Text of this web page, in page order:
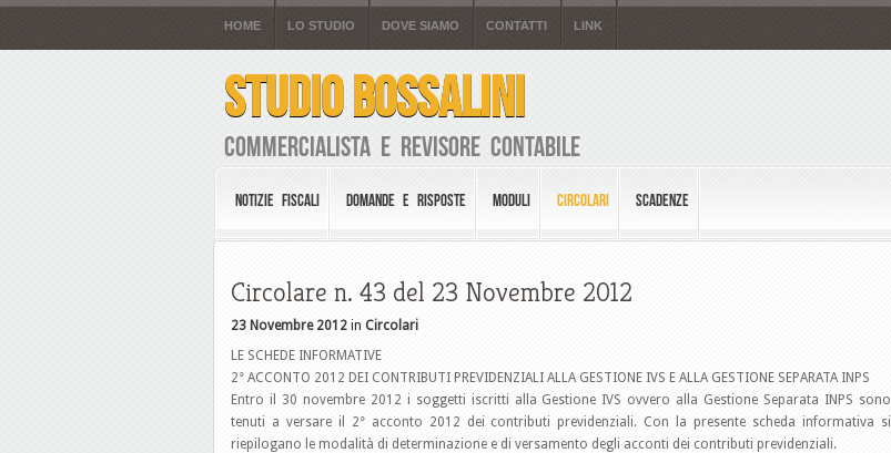
HOME LO STUDIO DOVE SIAMO CONTATTI LINK
STUDIO BOSSALINI
Commercialista e Revisore Contabile
NOTIZIE FISCALI DOMANDE E RISPOSTE MODULI CIRCOLARI SCADENZE
Circolare n. 43 del 23 Novembre 2012
23 Novembre 2012 in Circolari
LE SCHEDE INFORMATIVE
2° ACCONTO 2012 DEI CONTRIBUTI PREVIDENZIALI ALLA GESTIONE IVS E ALLA GESTIONE SEPARATA INPS
Entro il 30 novembre 2012 i soggetti iscritti alla Gestione IVS ovvero alla Gestione Separata INPS sono
tenuti a versare il 2° acconto 2012 dei contributi previdenziali. Con la presente scheda informativa si
riepilogano le modalità di determinazione e di versamento degli acconti dei contributi previdenziali.